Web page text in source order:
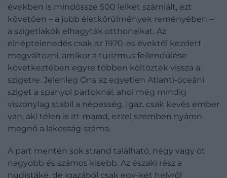
években is mindössze 500 lelket számlált, ezt
követően – a jobb életkörülmények reményében –
a szigetlakók elhagyták otthonaikat. Az
elnéptelenedés csak az 1970-es évektől kezdett
megváltozni, amikor a turizmus fellendülése
következtében egyre többen költöztek vissza a
szigetre. Jelenleg Ons az egyetlen Atlanti-óceáni
sziget a spanyol partoknál, ahol még mindig
viszonylag stabil a népesség. Igaz, csak kevés ember
van, aki télen is itt marad, ezzel szemben nyáron
megnő a lakosság száma.
A part mentén sok strand található, négy vagy öt
nagyobb és számos kisebb. Az északi rész a
nudistáké, de igazából csak egy-két helyről